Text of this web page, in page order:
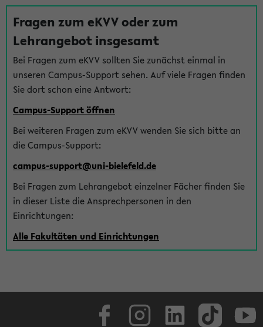
Fragen zum eKVV oder zum
Lehrangebot insgesamt
Bei Fragen zum eKVV sollten Sie zunächst einmal in
unseren Campus-Support sehen. Auf viele Fragen finden
Sie dort schon eine Antwort:
Campus-Support öffnen
Bei weiteren Fragen zum eKVV wenden Sie sich bitte an
die Campus-Support:
campus-support@uni-bielefeld.de
Bei Fragen zum Lehrangebot einzelner Fächer finden Sie
in dieser Liste die Ansprechpersonen in den
Einrichtungen:
Alle Fakultäten und Einrichtungen